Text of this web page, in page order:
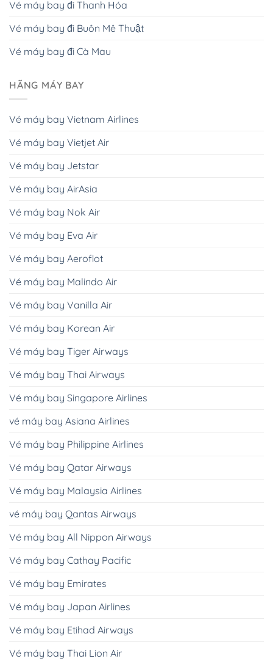
Vé máy bay đi Thanh Hóa
Vé máy bay đi Buôn Mê Thuật
Vé máy bay đi Cà Mau
HÃNG MÁY BAY
Vé máy bay Vietnam Airlines
Vé máy bay Vietjet Air
Vé máy bay Jetstar
Vé máy bay AirAsia
Vé máy bay Nok Air
Vé máy bay Eva Air
Vé máy bay Aeroflot
Vé máy bay Malindo Air
Vé máy bay Vanilla Air
Vé máy bay Korean Air
Vé máy bay Tiger Airways
Vé máy bay Thai Airways
Vé máy bay Singapore Airlines
vé máy bay Asiana Airlines
Vé máy bay Philippine Airlines
Vé máy bay Qatar Airways
Vé máy bay Malaysia Airlines
vé máy bay Qantas Airways
Vé máy bay All Nippon Airways
Vé máy bay Cathay Pacific
Vé máy bay Emirates
Vé máy bay Japan Airlines
Vé máy bay Etihad Airways
Vé máy bay Thai Lion Air